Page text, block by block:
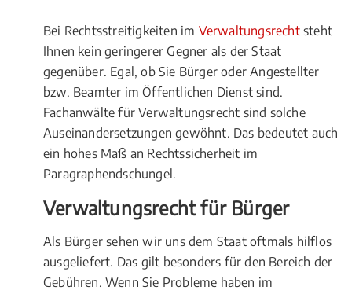
Bei Rechtsstreitigkeiten im Verwaltungsrechtsteht
Ihnen kein geringerer Gegner als der Staat
gegenüber. Egal, ob Sie Bürger oder Angestellter
bzw. Beamter im Öffentlichen Dienst sind.
Fachanwälte für Verwaltungsrecht sind solche
Auseinandersetzungen gewöhnt. Das bedeutet auch
ein hohes Maß an Rechtssicherheit im
Paragraphendschungel.
Verwaltungsrecht für Bürger
Als Bürger sehen wir uns dem Staat oftmals hilflos
ausgeliefert. Das gilt besonders für den Bereich der
Gebühren. Wenn Sie Probleme haben im